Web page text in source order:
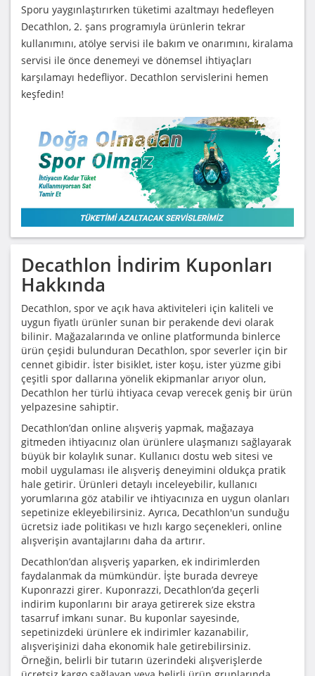
Sporu yaygınlaştırırken tüketimi azaltmayı hedefleyen
Decathlon, 2. şans programıyla ürünlerin tekrar
kullanımını, atölye servisi ile bakım ve onarımını, kiralama
servisi ile önce denemeyi ve dönemsel ihtiyaçları
karşılamayı hedefliyor. Decathlon servislerini hemen
keşfedin!
Decathlon İndirim Kuponları
Hakkında
Decathlon, spor ve açık hava aktiviteleri için kaliteli ve
uygun fiyatlı ürünler sunan bir perakende devi olarak
bilinir. Mağazalarında ve online platformunda binlerce
ürün çeşidi bulunduran Decathlon, spor severler için bir
cennet gibidir. İster bisiklet, ister koşu, ister yüzme gibi
çeşitli spor dallarına yönelik ekipmanlar arıyor olun,
Decathlon her türlü ihtiyaca cevap verecek geniş bir ürün
yelpazesine sahiptir.
Decathlon’dan online alışveriş yapmak, mağazaya
gitmeden ihtiyacınız olan ürünlere ulaşmanızı sağlayarak
büyük bir kolaylık sunar. Kullanıcı dostu web sitesi ve
mobil uygulaması ile alışveriş deneyimini oldukça pratik
hale getirir. Ürünleri detaylı inceleyebilir, kullanıcı
yorumlarına göz atabilir ve ihtiyacınıza en uygun olanları
sepetinize ekleyebilirsiniz. Ayrıca, Decathlon'un sunduğu
ücretsiz iade politikası ve hızlı kargo seçenekleri, online
alışverişin avantajlarını daha da artırır.
Decathlon’dan alışveriş yaparken, ek indirimlerden
faydalanmak da mümkündür. İşte burada devreye
Kuponrazzi girer. Kuponrazzi, Decathlon’da geçerli
indirim kuponlarını bir araya getirerek size ekstra
tasarruf imkanı sunar. Bu kuponlar sayesinde,
sepetinizdeki ürünlere ek indirimler kazanabilir,
alışverişinizi daha ekonomik hale getirebilirsiniz.
Örneğin, belirli bir tutarın üzerindeki alışverişlerde